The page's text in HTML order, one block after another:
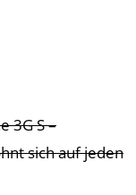
3G S –
sich auf jeden